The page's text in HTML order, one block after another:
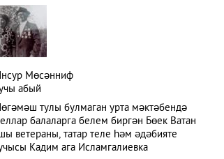
Мөсәнниф
абый
тулы булмаган урта мәктәбендә
балаларга белем биргән Бөек Ватан
ветераны, татар теле һәм әдәбияте
Кадим ага Исламгалиевка